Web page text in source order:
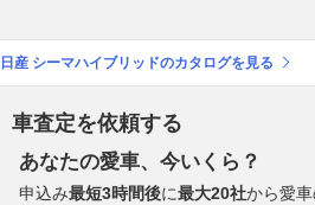
日産 シーマハイブリッドのカタログを見る
車査定を依頼する
あなたの愛車、今いくら？
申込み最短3時間後に最大20社から愛